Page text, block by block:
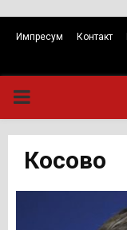
Импресум Контакт
PRIMARY
MENU
Косово